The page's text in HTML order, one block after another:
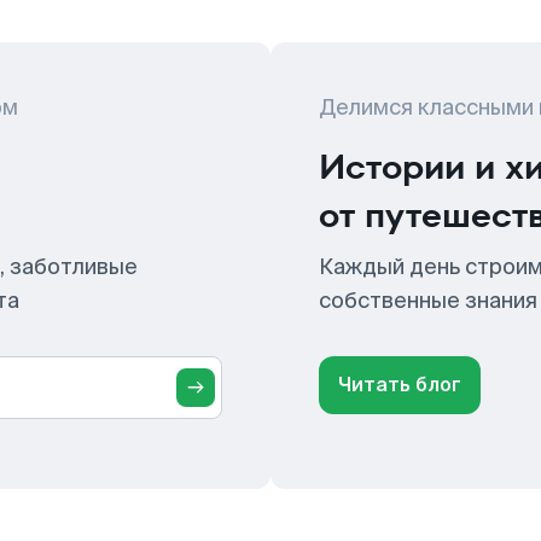
заботливые
Делимся классными
Истории и
от
Каждый день
собственные
Читать блог